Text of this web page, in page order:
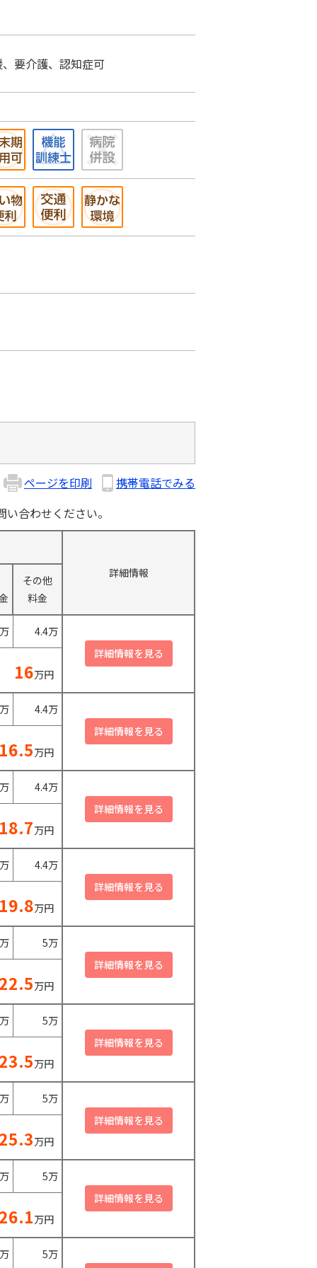
要介護、認知症可
ページを印刷
携帯電話でみる
合わせください。
詳細情報
その他
料金
4.4万
16万円
4.4万
万円
4.4万
万円
4.4万
万円
5万
万円
5万
万円
5万
万円
5万
万円
5万